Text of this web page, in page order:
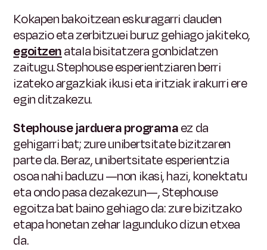
Kokapen bakoitzean eskuragarri dauden
espazio eta zerbitzuei buruz gehiago jakiteko,
egoitzenatala bisitatzera gonbidatzen
zaitugu. Stephouse esperientziaren berri
izateko argazkiak ikusi eta iritziak irakurri ere
egin ditzakezu.
Stephouse jarduera programaez da
gehigarri bat; zure unibertsitate bizitzaren
parte da. Beraz, unibertsitate esperientzia
osoa nahi baduzu —non ikasi, hazi, konektatu
eta ondo pasa dezakezun—, Stephouse
egoitza bat baino gehiago da: zure bizitzako
etapa honetan zehar lagunduko dizun etxea
da.